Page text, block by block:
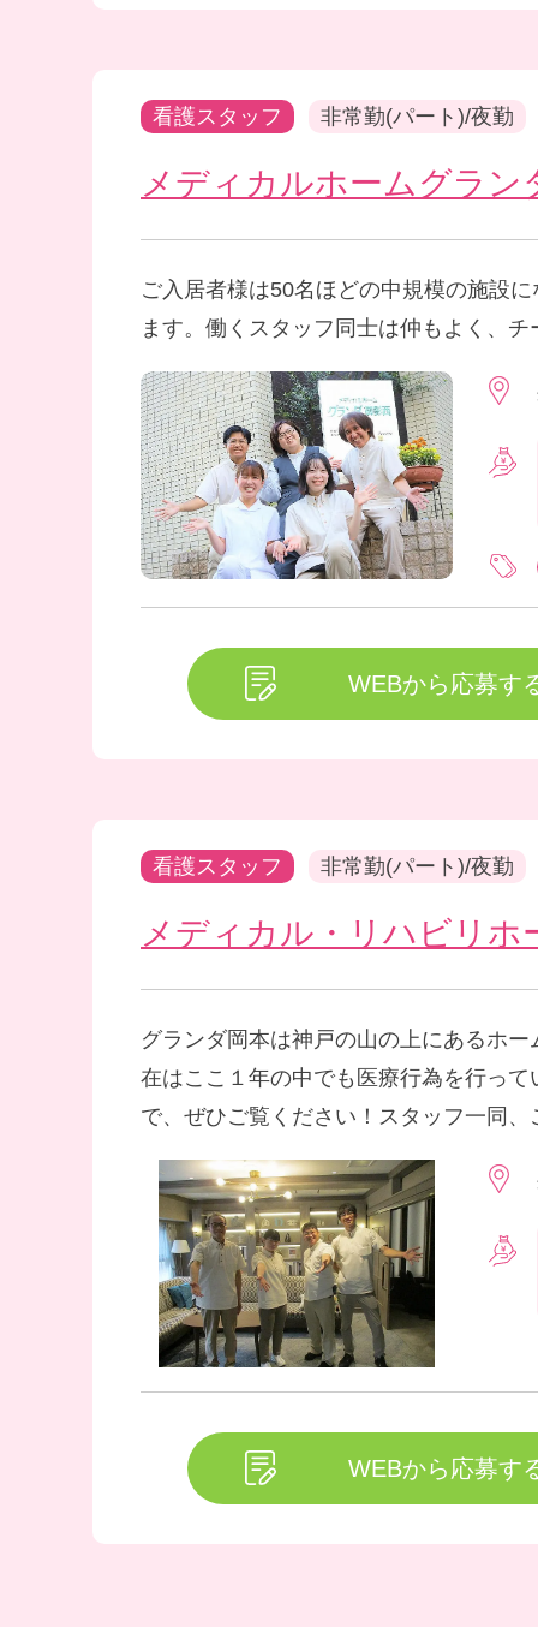
看護スタッフ 非常勤(パート)/夜勤
メディカルホームグラン
ご入居者様は50名ほどの中規模の施設
ます。働くスタッフ同士は仲もよく、
WEBから応募す
看護スタッフ 非常勤(パート)/夜勤
メディカル・リハビリホ
グランダ岡本は神戸の山の上にあるホ
在はここ１年の中でも医療行為を行っ
で、ぜひご覧ください！スタッフ一同
WEBから応募す